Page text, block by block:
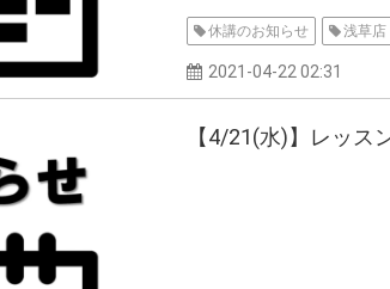
休講のお知らせ 浅草店
2021-04-22 02:31
【4/21(水)】レッス